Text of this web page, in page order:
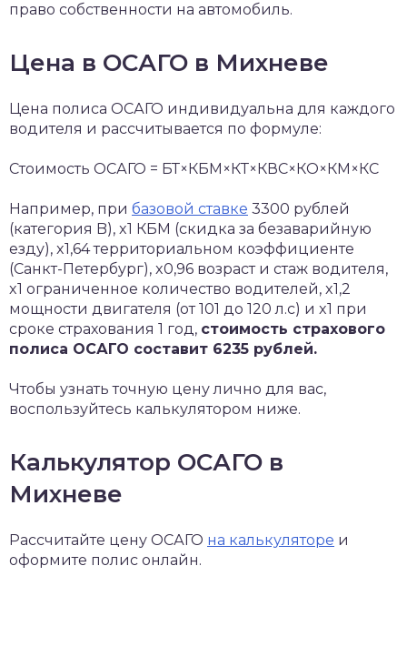
право собственности на автомобиль.
Цена в ОСАГО в Михневе
Цена полиса ОСАГО индивидуальна для каждого
водителя и рассчитывается по формуле:
Стоимость ОСАГО = БТ×КБМ×КТ×КВС×КО×КМ×КС
Например, при базовой ставке 3300 рублей
(категория B), x1 КБМ (скидка за безаварийную
езду), x1,64 территориальном коэффициенте
(Санкт-Петербург), x0,96 возраст и стаж водителя,
x1 ограниченное количество водителей, x1,2
мощности двигателя (от 101 до 120 л.с) и x1 при
сроке страхования 1 год, стоимость страхового
полиса ОСАГО составит 6235 рублей.
Чтобы узнать точную цену лично для вас,
воспользуйтесь калькулятором ниже.
Калькулятор ОСАГО в
Михневе
Рассчитайте цену ОСАГО на калькуляторе и
оформите полис онлайн.